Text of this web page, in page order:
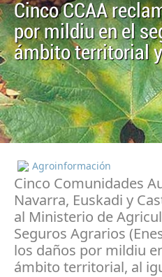
Cinco CCAA
por mildiu en el
ámbito territorial
Agroinformación
Cinco Comunidades
Navarra, Euskadi y
al Ministerio de
Seguros Agrarios
los daños por mildiu
ámbito territorial, al